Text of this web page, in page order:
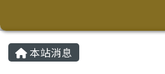
主內容區域
本站消息
頁尾區域